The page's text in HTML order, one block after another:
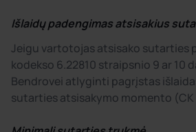
Išlaidų padengimas atsisakius
Jeigu vartotojas atsisako sutarties
kodekso 6.22810 straipsnio 9 ar 10
Bendrovei atlyginti pagrįstas
sutarties atsisakymo momento (CK